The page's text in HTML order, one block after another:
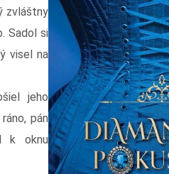
zvláštny
Sadol si
visel na
jeho
pán
k oknu